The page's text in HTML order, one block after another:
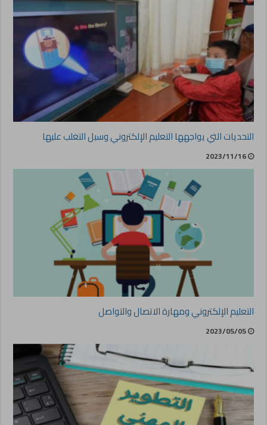
التحديات التي يواجهها التعليم الإلكتروني وسبل التغلب عليها
2023/11/16
التعليم الإلكتروني ومهارة الاتصال والتواصل
2023/05/05